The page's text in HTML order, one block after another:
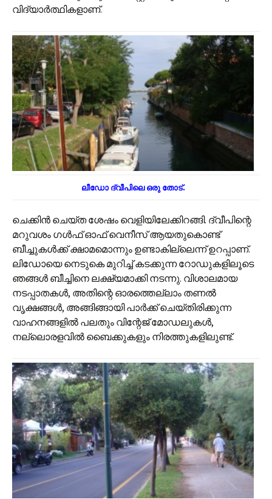
വിദ്യാർത്ഥികളാണ്.
ലീഡോ ദ്വീപിലെ ഒരു തോട്.
ചെക്കിൻ ചെയ്ത ശേഷം വെളിയിലേക്കിറങ്ങി. ദ്വീപിന്റെ
മറുവശം ഗൾഫ് ഓഫ് വെനീസ് ആയതുകൊണ്ട്
ബീച്ചുകൾക്ക് ക്ഷാമമൊന്നും ഉണ്ടാകില്ലെന്ന് ഉറപ്പാണ്.
ലിഡോയെ നെടുകെ മുറിച്ച് കടക്കുന്ന റോഡുകളിലൂടെ
ഞങ്ങൾ ബീച്ചിനെ ലക്ഷ്യമാക്കി നടന്നു. വിശാലമായ
നടപ്പാതകൾ, അതിന്റെ ഓരത്തെല്ലാം തണൽ
വൃക്ഷങ്ങൾ, അങ്ങിങ്ങായി പാർക്ക് ചെയ്തിരിക്കുന്ന
വാഹനങ്ങളിൽ പലതും വിന്റേജ് മോഡലുകൾ,
നല്ലൊരളവിൽ ബൈക്കുകളും നിരത്തുകളിലുണ്ട്.